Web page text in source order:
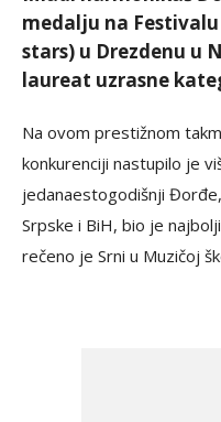
medalju na
stars) u Drezdenu u
laureat uzrasne
Na ovom prestižnom
konkurenciji nastupilo je
jedanaestogodišnji
Srpske i BiH, bio je
rečeno je Srni u Muzičoj